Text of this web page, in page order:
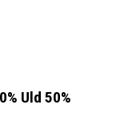
Uld 50%